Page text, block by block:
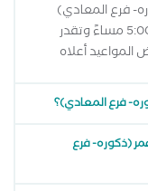
فرع المعادي)
هو اليوم السبت 08 اغسطس 2026 من 5:00 مساءً وتقدر
أعلاه
فرع المعادي)؟
(ذكوره- فرع